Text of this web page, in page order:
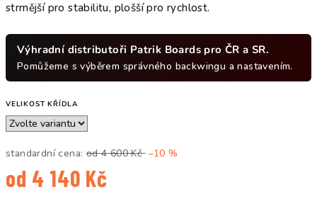
strmější pro stabilitu, plošší pro rychlost.
Výhradní distributoři Patrik Boards pro ČR a SR.
Pomůžeme s výběrem správného backwingu a nastavením.
VELIKOST KŘÍDLA
standardní cena: od 4 600 Kč –10 %
od 4 140 Kč